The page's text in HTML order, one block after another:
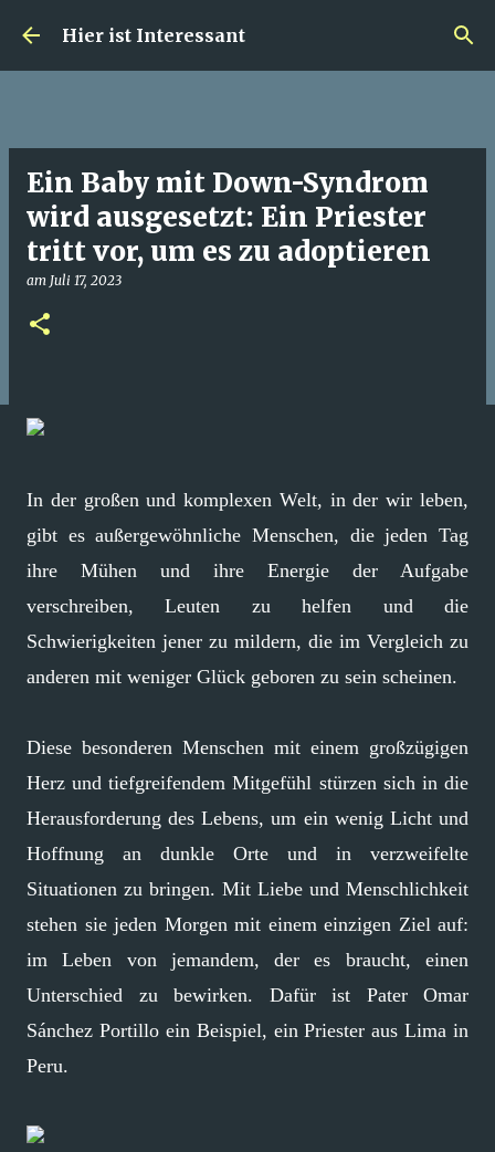
Direkt zum Hauptbereich
Hier ist Interessant
Ein Baby mit Down-Syndrom
wird ausgesetzt: Ein Priester
tritt vor, um es zu adoptieren
am Juli 17, 2023
In der großen und komplexen Welt, in der wir leben,
gibt es außergewöhnliche Menschen, die jeden Tag
ihre Mühen und ihre Energie der Aufgabe
verschreiben, Leuten zu helfen und die
Schwierigkeiten jener zu mildern, die im Vergleich zu
anderen mit weniger Glück geboren zu sein scheinen.
Diese besonderen Menschen mit einem großzügigen
Herz und tiefgreifendem Mitgefühl stürzen sich in die
Herausforderung des Lebens, um ein wenig Licht und
Hoffnung an dunkle Orte und in verzweifelte
Situationen zu bringen. Mit Liebe und Menschlichkeit
stehen sie jeden Morgen mit einem einzigen Ziel auf:
im Leben von jemandem, der es braucht, einen
Unterschied zu bewirken. Dafür ist Pater Omar
Sánchez Portillo ein Beispiel, ein Priester aus Lima in
Peru.